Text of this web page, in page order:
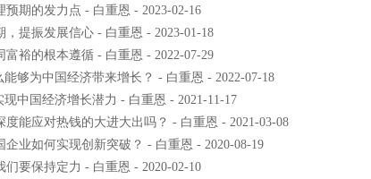
预期的发力点 - 白重恩 - 2023-02-16
，提振发展信心 - 白重恩 - 2023-01-18
富裕的根本遵循 - 白重恩 - 2022-07-29
能够为中国经济带来增长？ - 白重恩 - 2022-07-18
现中国经济增长潜力 - 白重恩 - 2021-11-17
度能应对热钱的大进大出吗？ - 白重恩 - 2021-03-08
企业如何实现创新突破？ - 白重恩 - 2020-08-19
们要保持定力 - 白重恩 - 2020-02-10